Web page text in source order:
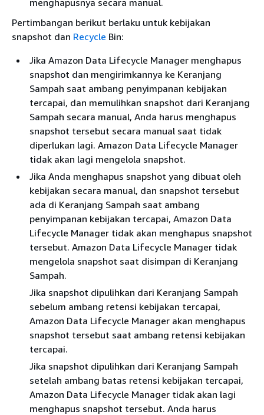
menghapusnya secara manual.
Pertimbangan berikut berlaku untuk kebijakan
snapshot dan Recycle Bin:
Jika Amazon Data Lifecycle Manager menghapus
snapshot dan mengirimkannya ke Keranjang
Sampah saat ambang penyimpanan kebijakan
tercapai, dan memulihkan snapshot dari Keranjang
Sampah secara manual, Anda harus menghapus
snapshot tersebut secara manual saat tidak
diperlukan lagi. Amazon Data Lifecycle Manager
tidak akan lagi mengelola snapshot.
Jika Anda menghapus snapshot yang dibuat oleh
kebijakan secara manual, dan snapshot tersebut
ada di Keranjang Sampah saat ambang
penyimpanan kebijakan tercapai, Amazon Data
Lifecycle Manager tidak akan menghapus snapshot
tersebut. Amazon Data Lifecycle Manager tidak
mengelola snapshot saat disimpan di Keranjang
Sampah.
Jika snapshot dipulihkan dari Keranjang Sampah
sebelum ambang retensi kebijakan tercapai,
Amazon Data Lifecycle Manager akan menghapus
snapshot tersebut saat ambang retensi kebijakan
tercapai.
Jika snapshot dipulihkan dari Keranjang Sampah
setelah ambang batas retensi kebijakan tercapai,
Amazon Data Lifecycle Manager tidak akan lagi
menghapus snapshot tersebut. Anda harus